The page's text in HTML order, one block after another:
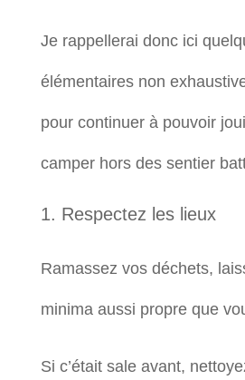
Je rappellerai donc ici
élémentaires non
pour continuer à pouvoir
camper hors des sentier
Respectez les lieux
Ramassez vos déchets,
minima aussi propre que
Si c’était sale avant,